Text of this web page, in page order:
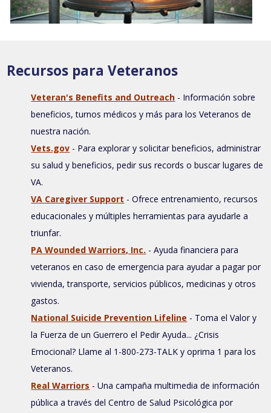
Recursos para Veteranos
Veteran's Benefits and Outreach - Información sobre
beneficios, turnos médicos y más para los Veteranos de
nuestra nación.
Vets.gov - Para explorar y solicitar beneficios, administrar
su salud y beneficios, pedir sus records o buscar lugares de
VA.
VA Caregiver Support - Ofrece entrenamiento, recursos
educacionales y múltiples herramientas para ayudarle a
triunfar.
PA Wounded Warriors, Inc. - Ayuda financiera para
veteranos en caso de emergencia para ayudar a pagar por
vivienda, transporte, servicios públicos, medicinas y otros
gastos.
National Suicide Prevention Lifeline - Toma el Valor y
la Fuerza de un Guerrero el Pedir Ayuda... ¿Crisis
Emocional? Llame al 1-800-273-TALK y oprima 1 para los
Veteranos.
Real Warriors - Una campaña multimedia de información
pública a través del Centro de Salud Psicológica por